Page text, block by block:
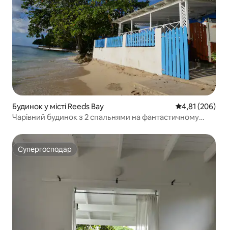
Будинок у місті Reeds Bay Середня
4,81 (206)
Чарівний будинок з 2 спальнями на фантастичному
Супергосподар
Супергосподар